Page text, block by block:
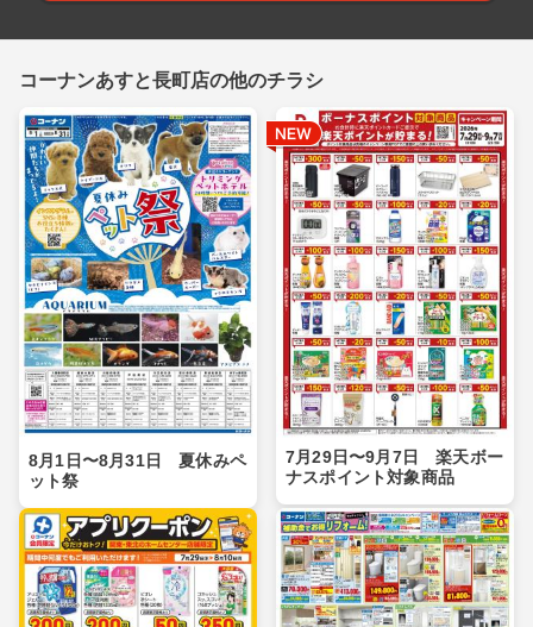
コーナンあすと長町店の他のチラシ
8月1日〜8月31日 夏休みペ
ット祭
7月29日〜9月7日 楽天ボー
ナスポイント対象商品